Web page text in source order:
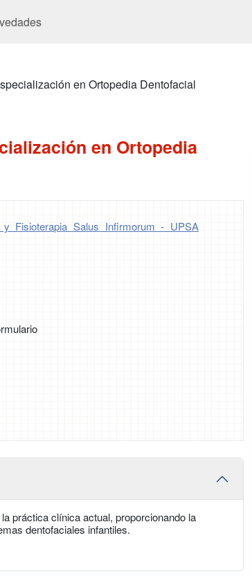
en Ortopedia Dentofacial
en Ortopedia
y Fisioterapia Salus Infirmorum - UPSA
práctica clínica actual, proporcionando la
dentofaciales infantiles.